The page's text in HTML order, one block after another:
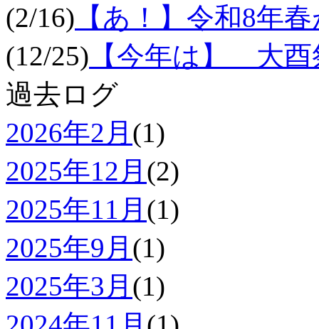
(2/16) 【あ！】令和8年
(12/25) 【今年は】 大
過去ログ
2026年2月 (1)
2025年12月 (2)
2025年11月 (1)
2025年9月 (1)
2025年3月 (1)